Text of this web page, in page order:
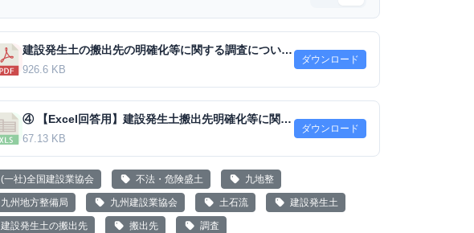
建設発生土の搬出先の明確化等に関する調査について.pdf
926.6 KB
ダウンロード
④ 【Excel回答用】建設発生土搬出先明確化等に関する調査.xlsx
67.13 KB
ダウンロード
(一社)全国建設業協会 不法・危険盛土 九地整
九州地方整備局 九州建設業協会 土石流 建設発生土
建設発生土の搬出先 搬出先 調査